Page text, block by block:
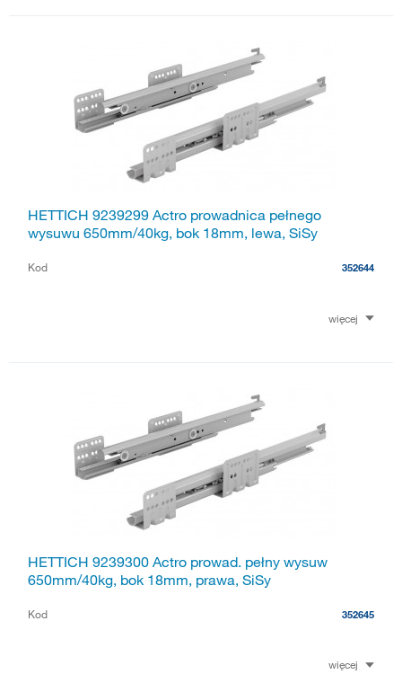
HETTICH 9239299 Actro prowadnica pełnego
wysuwu 650mm/40kg, bok 18mm, lewa, SiSy
Kod 352644
więcej
HETTICH 9239300 Actro prowad. pełny wysuw
650mm/40kg, bok 18mm, prawa, SiSy
Kod 352645
więcej